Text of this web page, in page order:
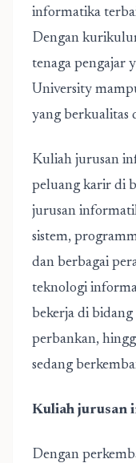
informatika
Dengan
tenaga pengajar
University
yang berkualitas
Kuliah jurusan
peluang karir di
jurusan
sistem,
dan berbagai
teknologi
bekerja di
perbankan,
sedang
Kuliah jurusan
Dengan